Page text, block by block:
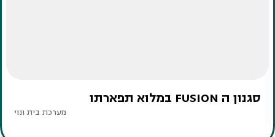
סגנון ה FUSION במלוא תפארתו
מערכת בית ונוי